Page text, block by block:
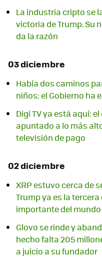
La industria cripto se
victoria de Trump. Su
da la razón
03 diciembre
Había dos caminos
niños: el Gobierno ha
Digi TV ya está aquí:
apuntado a lo más
televisión de pago
02 diciembre
XRP estuvo cerca de
Trump ya es la
importante del mundo
Glovo se rinde y
hecho falta 205
a juicio a su fundador